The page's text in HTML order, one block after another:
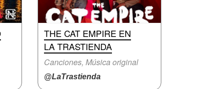
THE CAT EMPIRE EN
LA TRASTIENDA
Canciones, Música original
@LaTrastienda